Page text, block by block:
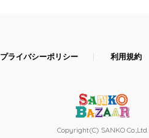
プライバシーポリシー 利用規約
Copyright(C) SANKO Co.,Ltd.